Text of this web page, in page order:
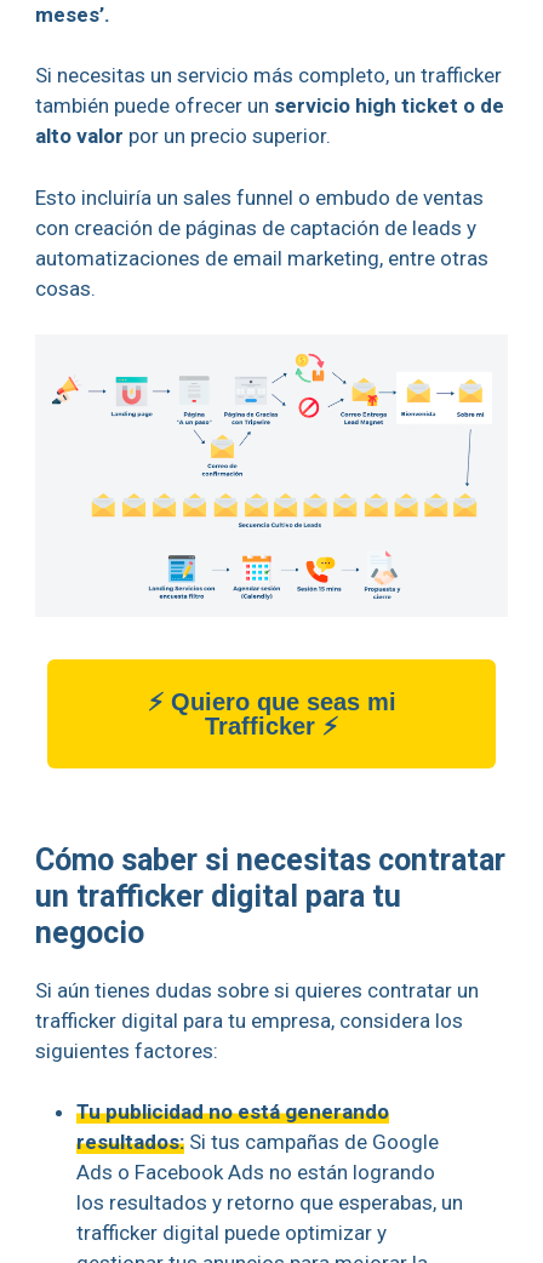
meses’.
Si necesitas un servicio más completo, un trafficker
también puede ofrecer un servicio high ticket o de
alto valor por un precio superior.
Esto incluiría un sales funnel o embudo de ventas
con creación de páginas de captación de leads y
automatizaciones de email marketing, entre otras
cosas.
⚡ Quiero que seas mi
Trafficker ⚡
Cómo saber si necesitas contratar
un trafficker digital para tu
negocio
Si aún tienes dudas sobre si quieres contratar un
trafficker digital para tu empresa, considera los
siguientes factores:
Tu publicidad no está generando
resultados:Si tus campañas de Google
Ads o Facebook Ads no están logrando
los resultados y retorno que esperabas, un
trafficker digital puede optimizar y